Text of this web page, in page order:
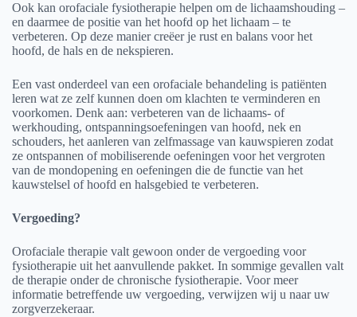
Ook kan orofaciale fysiotherapie helpen om de lichaamshouding –
en daarmee de positie van het hoofd op het lichaam – te
verbeteren. Op deze manier creëer je rust en balans voor het
hoofd, de hals en de nekspieren.
Een vast onderdeel van een orofaciale behandeling is patiënten
leren wat ze zelf kunnen doen om klachten te verminderen en
voorkomen. Denk aan: verbeteren van de lichaams- of
werkhouding, ontspanningsoefeningen van hoofd, nek en
schouders, het aanleren van zelfmassage van kauwspieren zodat
ze ontspannen of mobiliserende oefeningen voor het vergroten
van de mondopening en oefeningen die de functie van het
kauwstelsel of hoofd en halsgebied te verbeteren.
Vergoeding?
Orofaciale therapie valt gewoon onder de vergoeding voor
fysiotherapie uit het aanvullende pakket. In sommige gevallen valt
de therapie onder de chronische fysiotherapie. Voor meer
informatie betreffende uw vergoeding, verwijzen wij u naar uw
zorgverzekeraar.